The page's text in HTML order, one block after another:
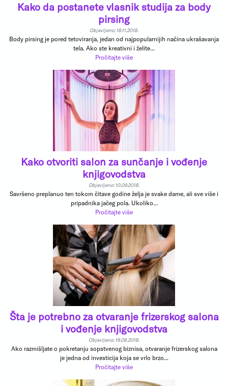
Kako da postanete vlasnik studija za body
pirsing
Objavljeno: 18.11.2018.
Body pirsing je pored tetoviranja, jedan od najpopularnijih načina ukrašavanja
tela. Ako ste kreativni i želite...
Pročitajte više
Kako otvoriti salon za sunčanje i vođenje
knjigovodstva
Objavljeno: 10.09.2018.
Savršeno preplanuo ten tokom čitave godine želja je svake dame, ali sve više i
pripadnika jačeg pola. Ukoliko...
Pročitajte više
Šta je potrebno za otvaranje frizerskog salona
i vođenje knjigovodstva
Objavljeno: 19.08.2018.
Ako razmišljate o pokretanju sopstvenog biznisa, otvaranje frizerskog salona
je jedna od investicija koja se vrlo brzo...
Pročitajte više